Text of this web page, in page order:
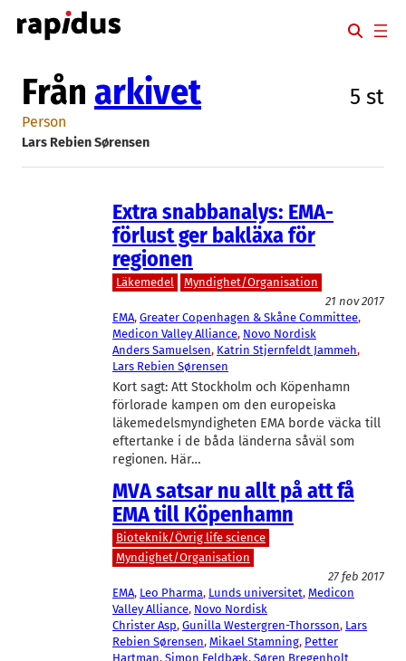
Hoppa
till
Från arkivet 5 st
Person
Lars Rebien Sørensen
Extra snabbanalys: EMA-
förlust ger bakläxa för
regionen
Läkemedel
Myndighet/Organisation
21 nov 2017
EMA, Greater Copenhagen & Skåne Committee
Medicon Valley Alliance, Novo Nordisk
Anders Samuelsen, Katrin Stjernfeldt Jammeh
Lars Rebien Sørensen
Kort sagt: Att Stockholm och Köpenhamn
förlorade kampen om den europeiska
läkemedelsmyndigheten EMA borde väcka till
eftertanke i de båda länderna såväl som
regionen. Här…
MVA satsar nu allt på att få
EMA till Köpenhamn
Bioteknik/Övrig life science
Myndighet/Organisation
27 feb 2017
EMA, Leo Pharma, Lunds universitet, Medicon
Valley Alliance, Novo Nordisk
Christer Asp, Gunilla Westergren-Thorsson, Lars
Rebien Sørensen, Mikael Stamning, Petter
Hartman, Simon Feldbæk, Søren Bregenholt